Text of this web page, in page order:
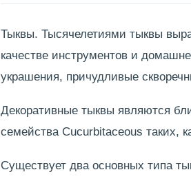
Тыквы. Тысячелетиями тыквы
качестве инструментов и
украшения, причудливые
Декоративные тыквы являются
семейства Cucurbitaceous таких,
Существует два основных типа